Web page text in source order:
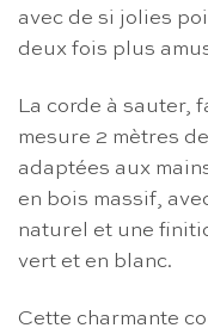
avec de si jolies
deux fois plus
La corde à sauter,
mesure 2 mètres
adaptées aux
en bois massif,
naturel et une
vert et en blanc.
Cette charmante